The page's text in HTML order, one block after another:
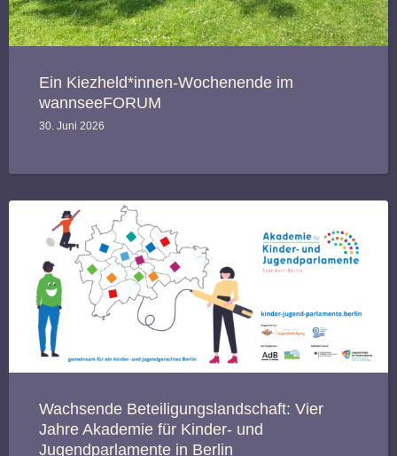
Ein Kiezheld*innen-Wochenende im
wannseeFORUM
30. Juni 2026
Wachsende Beteiligungslandschaft: Vier
Jahre Akademie für Kinder- und
Jugendparlamente in Berlin